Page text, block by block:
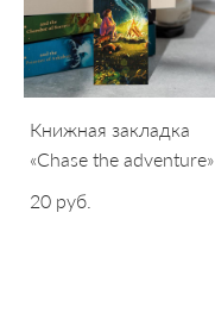
Книжная закладка
«Chase the adventure»
20 pуб.